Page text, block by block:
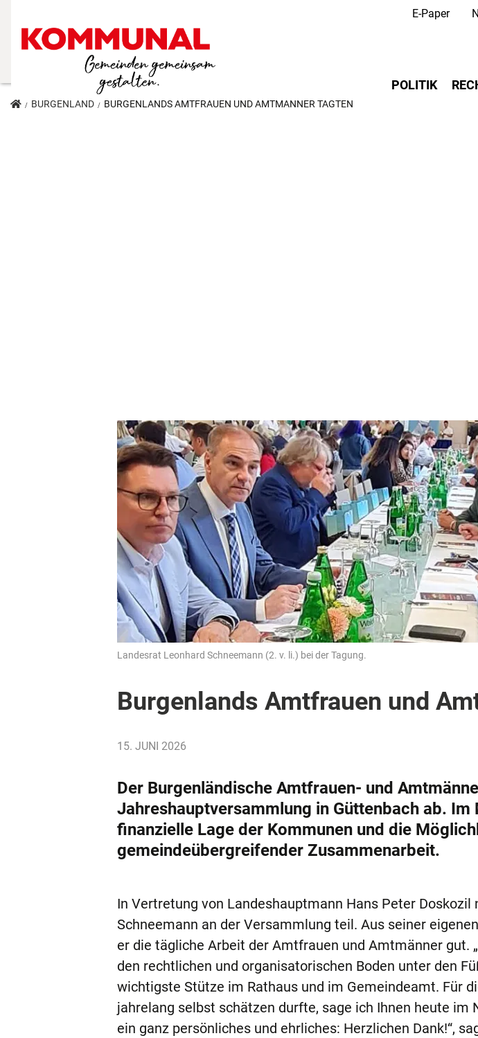
Secondary
E-Paper
Main
POLITIK
BURGENLAND BURGENLANDS AMTFRAUEN UND AMTMÄNNER TAGTEN
Landesrat Leonhard Schneemann (2. v. li.) bei der Tagung.
Burgenlands Amtfrauen und
15. JUNI 2026
Der Burgenländische Amtfrauen- und
Jahreshauptversammlung in Güttenbach ab.
finanzielle Lage der Kommunen und die
gemeindeübergreifender Zusammenarbeit.
In Vertretung von Landeshauptmann Hans Peter Doskozil
Schneemann an der Versammlung teil. Aus seiner
er die tägliche Arbeit der Amtfrauen und Amtmänner gut.
den rechtlichen und organisatorischen Boden unter den
wichtigste Stütze im Rathaus und im Gemeindeamt. Für
jahrelang selbst schätzen durfte, sage ich Ihnen heute im
ein ganz persönliches und ehrliches: Herzlichen Dank!“,